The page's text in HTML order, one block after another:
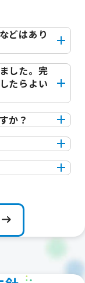
どはあり
した。完
たらよい
か？